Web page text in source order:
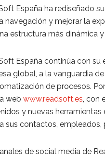
España ha rediseñado
navegación y mejorar la
estructura más dinámica
España continúa con
global, a la vanguardia
de procesos.
web www.readsoft.es, con
y nuevas herramientas
sus contactos, empleados,
de social media de